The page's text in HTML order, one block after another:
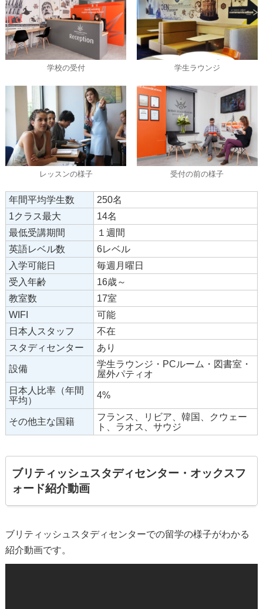
学校の受付 学生ラウンジ
レッスンの様子 受付の前の様子
年間平均学生数
250名
1クラス最大
14名
最低受講期間
１週間
英語レベル数
6レベル
入学可能日
毎週月曜日
受入年齢
16歳～
教室数
17室
WIFI
可能
日本人スタッフ
不在
スタディセンター
あり
設備
学生ラウンジ・PCルーム・図書室・
屋外パティオ
日本人比率（年間
平均）
4%
その他主な国籍
フランス、リビア、韓国、クウェー
ト、ラオス、サウジ
ブリティッシュスタディセンター・オックスフ
ォード紹介動画
ブリティッシュスタディセンターでの留学の様子がわかる
紹介動画です。